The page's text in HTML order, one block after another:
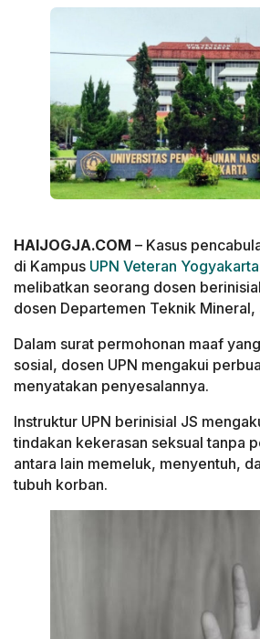
HAIJOGJA.COM – Kasus
di Kampus UPN Veteran Yogyakarta
melibatkan seorang dosen
dosen Departemen Teknik Mineral,
Dalam surat permohonan maaf
sosial, dosen UPN mengakui
menyatakan penyesalannya.
Instruktur UPN berinisial JS
tindakan kekerasan seksual tanpa
antara lain memeluk, menyentuh,
tubuh korban.